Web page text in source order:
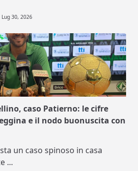
Lug 30, 2026
caso Patierno: le cifre
e il nodo buonuscita con
un caso spinoso in casa
...